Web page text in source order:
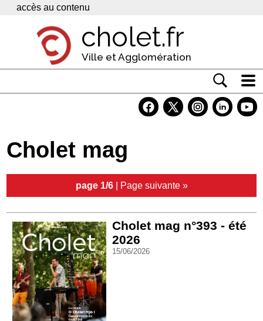
Panneau de gestion des cookies
accès au contenu
cholet.fr
Ville et Agglomération
Economie
Services
Cholet mag
page 1/6| Page suivante »
Cholet mag n°393 - été
2026
15/06/2026